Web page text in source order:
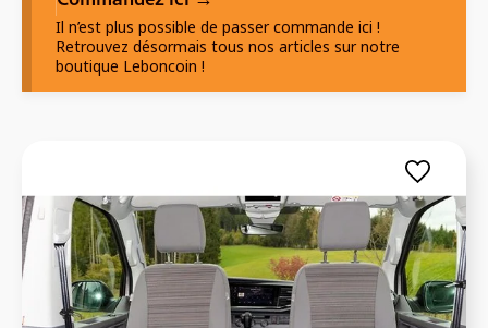
Il n’est plus possible de passer commande ici !
Retrouvez désormais tous nos articles sur notre
boutique Leboncoin !